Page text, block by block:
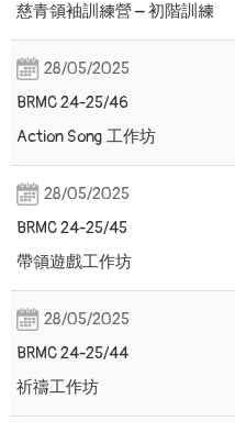
慈青領袖訓練營 – 初階訓練
28/05/2025
BRMC 24-25/46
Action Song 工作坊
28/05/2025
BRMC 24-25/45
帶領遊戲工作坊
28/05/2025
BRMC 24-25/44
祈禱工作坊